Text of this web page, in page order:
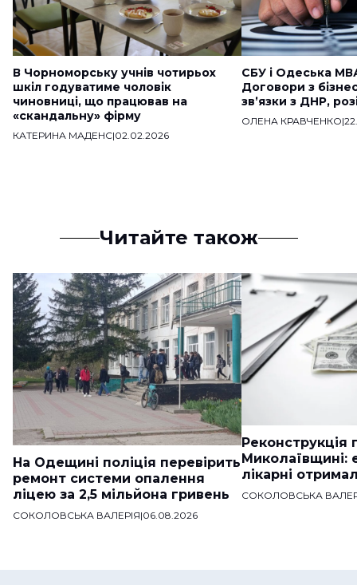
В Чорноморську учнів чотирьох
шкіл годуватиме чоловік
чиновниці, що працював на
«скандальну» фірму
КАТЕРИНА МАДЕНС|02.02.2026
СБУ і Одеська
Договори з
звʼязки з ДНР,
ОЛЕНА КРАВЧЕНКО|
Читайте також
На Одещині поліція перевірить
ремонт системи опалення
ліцею за 2,5 мільйона гривень
СОКОЛОВСЬКА ВАЛЕРІЯ|06.08.2026
Реконструкція
Миколаївщині:
лікарні
СОКОЛОВСЬКА